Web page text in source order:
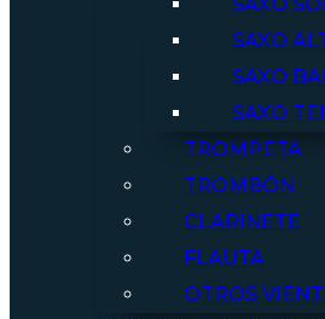
SAXO
SAXO
SAXO
TROMPETA
TROMBÓN
CLARINETE
FLAUTA
OTROS